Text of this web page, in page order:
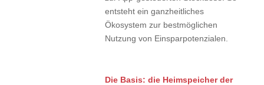
entsteht ein ganzheitliches
Ökosystem zur bestmöglichen
Nutzung von Einsparpotenzialen.
Die Basis: die Heimspeicher der